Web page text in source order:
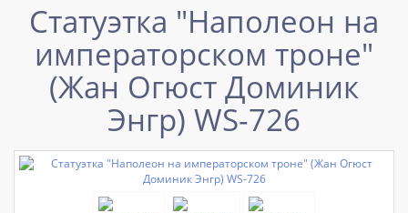
Статуэтка "Наполеон на
императорском троне"
(Жан Огюст Доминик
Энгр) WS-726